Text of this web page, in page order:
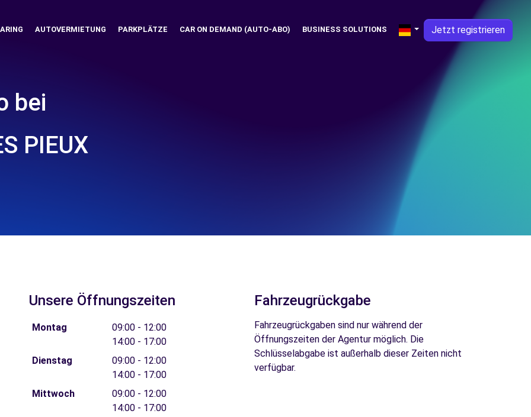
AUTOVERMIETUNG PARKPLÄTZE CAR ON DEMAND (AUTO-ABO) BUSINESS SOLUTIONS Jetzt registrieren
bei
PIEUX
Unsere Öffnungszeiten
Montag
09:00 - 12:00
14:00 - 17:00
Dienstag
09:00 - 12:00
14:00 - 17:00
Mittwoch
09:00 - 12:00
14:00 - 17:00
Fahrzeugrückgabe
Fahrzeugrückgaben sind nur während der
Öffnungszeiten der Agentur möglich. Die
Schlüsselabgabe ist außerhalb dieser Zeiten nicht
verfügbar.